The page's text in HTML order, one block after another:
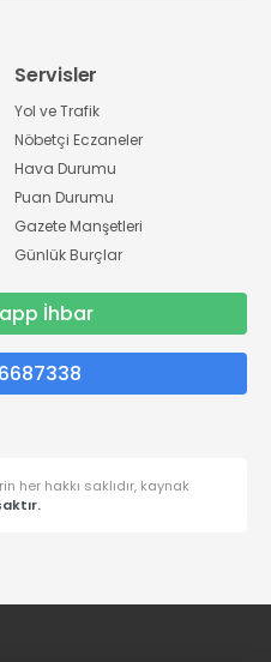
Servisler
Yol ve Trafik
Nöbetçi Eczaneler
Hava Durumu
Puan Durumu
Gazete Manşetleri
Günlük Burçlar
İhbar
her hakkı saklıdır, kaynak